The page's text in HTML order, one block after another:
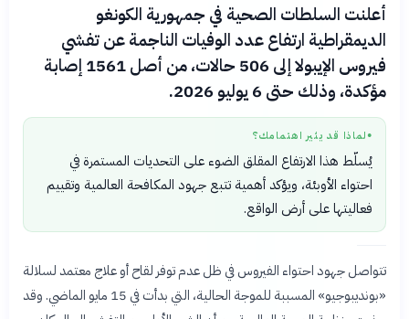
أعلنت السلطات الصحية في جمهورية الكونغو
الديمقراطية ارتفاع عدد الوفيات الناجمة عن تفشي
فيروس الإيبولا إلى 506 حالات، من أصل 1561 إصابة
مؤكدة، وذلك حتى 6 يوليو 2026.
● لماذا قد يثير اهتمامك؟
يُسلّط هذا الارتفاع المقلق الضوء على التحديات المستمرة في
احتواء الأوبئة، ويؤكد أهمية تتبع جهود المكافحة العالمية وتقييم
فعاليتها على أرض الواقع.
تتواصل جهود احتواء الفيروس في ظل عدم توفر لقاح أو علاج معتمد لسلالة
«بونديبوجيو» المسببة للموجة الحالية، التي بدأت في 15 مايو الماضي. وقد